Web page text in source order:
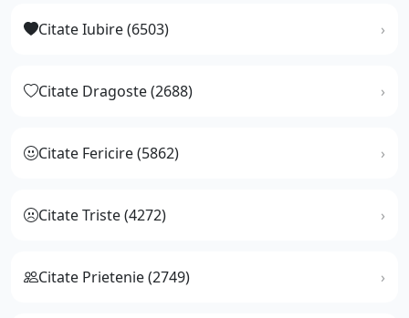
Citate Iubire (6503)
Citate Dragoste (2688)
Citate Fericire (5862)
Citate Triste (4272)
Citate Prietenie (2749)